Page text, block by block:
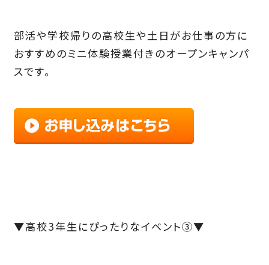
部活や学校帰りの高校生や土日がお仕事の方に
おすすめのミニ体験授業付きのオープンキャンパ
スです。
▼高校3年生にぴったりなイベント③▼